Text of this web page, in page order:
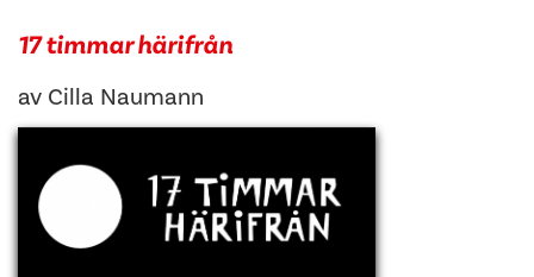
17 timmar härifrån
av Cilla Naumann